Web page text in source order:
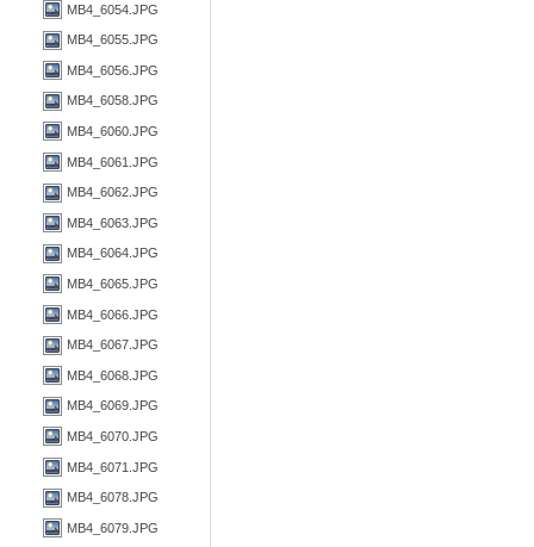
MB4_6054.JPG
MB4_6055.JPG
MB4_6056.JPG
MB4_6058.JPG
MB4_6060.JPG
MB4_6061.JPG
MB4_6062.JPG
MB4_6063.JPG
MB4_6064.JPG
MB4_6065.JPG
MB4_6066.JPG
MB4_6067.JPG
MB4_6068.JPG
MB4_6069.JPG
MB4_6070.JPG
MB4_6071.JPG
MB4_6078.JPG
MB4_6079.JPG